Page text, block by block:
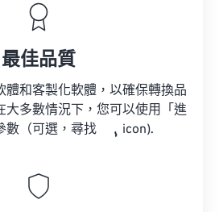
最佳品質
體和客製化軟體，以確保轉換品
大多數情況下，您可以使用「進
數（可選，尋找
icon).